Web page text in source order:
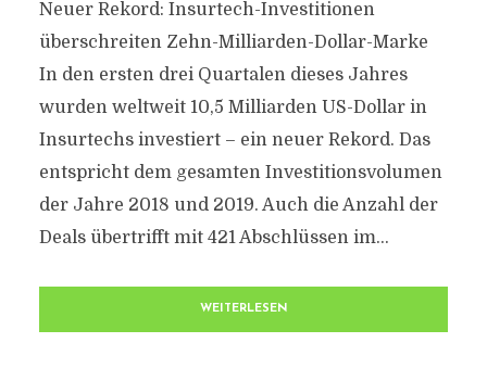
Neuer Rekord: Insurtech-Investitionen
überschreiten Zehn-Milliarden-Dollar-Marke
In den ersten drei Quartalen dieses Jahres
wurden weltweit 10,5 Milliarden US-Dollar in
Insurtechs investiert – ein neuer Rekord. Das
entspricht dem gesamten Investitionsvolumen
der Jahre 2018 und 2019. Auch die Anzahl der
Deals übertrifft mit 421 Abschlüssen im...
WEITERLESEN